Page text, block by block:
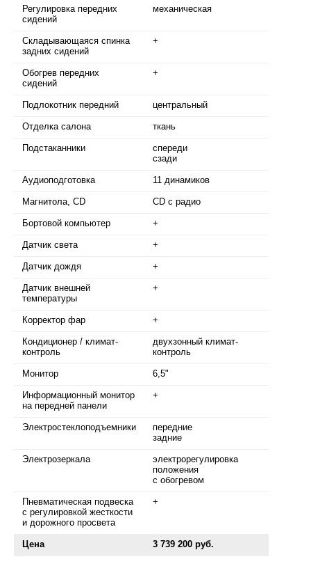
Регулировка передних
сидений
механическая
Складывающаяся спинка
задних сидений
+
Обогрев передних
сидений
+
Подлокотник передний центральный
Отделка салона ткань
Подстаканники
спереди
сзади
Аудиоподготовка 11 динамиков
Магнитола, CD CD с радио
Бортовой компьютер +
Датчик света +
Датчик дождя +
Датчик внешней
температуры
+
Корректор фар +
Кондиционер / климат-
контроль
двухзонный климат-
контроль
Монитор 6,5"
Информационный монитор
на передней панели
+
Электростеклоподъемники
передние
задние
Электрозеркала
электрорегулировка
положения
с обогревом
Пневматическая подвеска
с регулировкой жесткости
и дорожного просвета
+
Цена 3 739 200 руб.